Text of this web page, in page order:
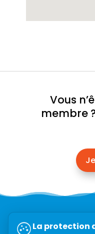
Vous
membre
Abonnez-
La protection